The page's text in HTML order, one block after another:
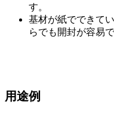
す。
基材が紙でできて
らでも開封が容易で
用途例